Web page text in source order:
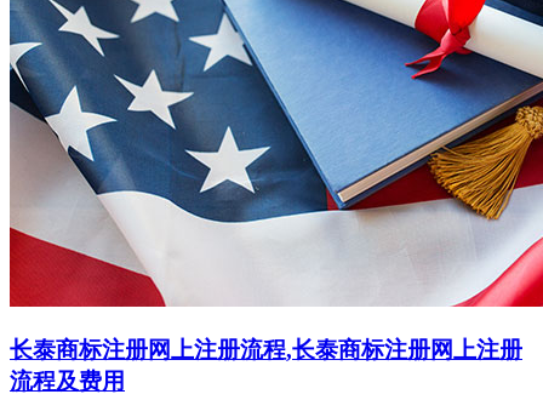
长泰商标注册网上注册流程,长泰商标注册网上注册
流程及费用